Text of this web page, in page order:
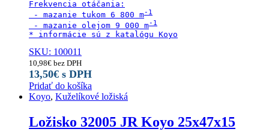
Frekvencia otáčania:
- mazanie tukom 6 800 m
- mazanie olejom 9 000 m
SKU: 100011
10,98€ bez DPH
13,50€ s DPH
Pridať do košíka
Koyo, Kuželíkové ložiská
Ložisko 32005 JR Koyo 25x47x15